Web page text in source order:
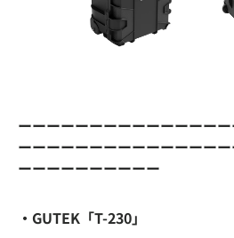
ーーーーーーーーーーーーーー
ーーーーーーーーーーーーーー
ーーーーーーーーーー
・GUTEK「T-230」